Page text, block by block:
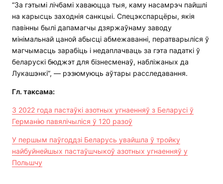
“За гэтымі лічбамі хаваюцца тыя, каму насамрэч пайшлі
на карысць заходнія санкцыі. Спецэкспарцёры, якія
павінны былі дапамагчы дзяржаўнаму заводу
мінімальнай цаной абысці абмежаванні, ператварыліся ў
магчымасць зарабіць і недаплачваць за гэта падаткі ў
беларускі бюджэт для бізнесменаў, набліжаных да
Лукашэнкі”, — рэзюмуюць аўтары расследавання.
Гл. таксама:
З 2022 года пастаўкі азотных угнаенняў з Беларусі ў
Германію павялічыліся ў 120 разоў
У першым паўгоддзі Беларусь увайшла ў тройку
найбуйнейшых пастаўшчыкоў азотных угнаенняў у
Польшчу